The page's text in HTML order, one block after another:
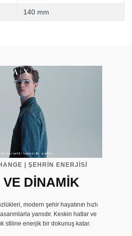
140 mm
| ŞEHRİN ENERJİSİ
VE DİNAMİK
modern şehir hayatının hızlı
yansıtır. Keskin hatlar ve
stiline enerjik bir dokunuş katar.